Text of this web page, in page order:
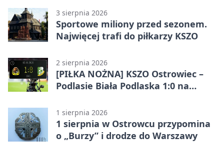
3 sierpnia 2026
Sportowe miliony przed sezonem.
Najwięcej trafi do piłkarzy KSZO
2 sierpnia 2026
[PIŁKA NOŻNA] KSZO Ostrowiec –
Podlasie Biała Podlaska 1:0 na
(Grupa IV)
1 sierpnia 2026
1 sierpnia w Ostrowcu przypomina
o „Burzy” i drodze do Warszawy